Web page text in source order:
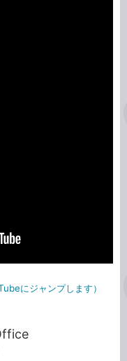
にジャンプします）